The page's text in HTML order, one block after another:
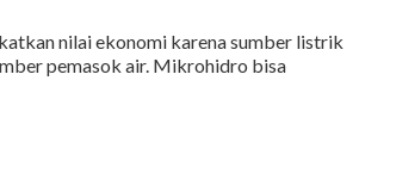
nilai ekonomi karena sumber listrik
pemasok air. Mikrohidro bisa